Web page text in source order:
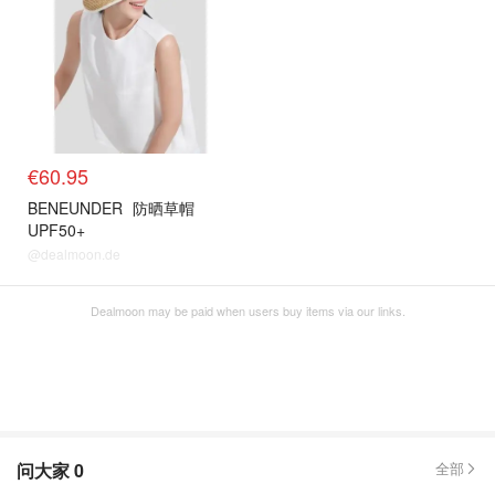
€60.95
BENEUNDER 防晒草帽
UPF50+
@dealmoon.de
Dealmoon may be paid when users buy items via our links.
问大家0 全部